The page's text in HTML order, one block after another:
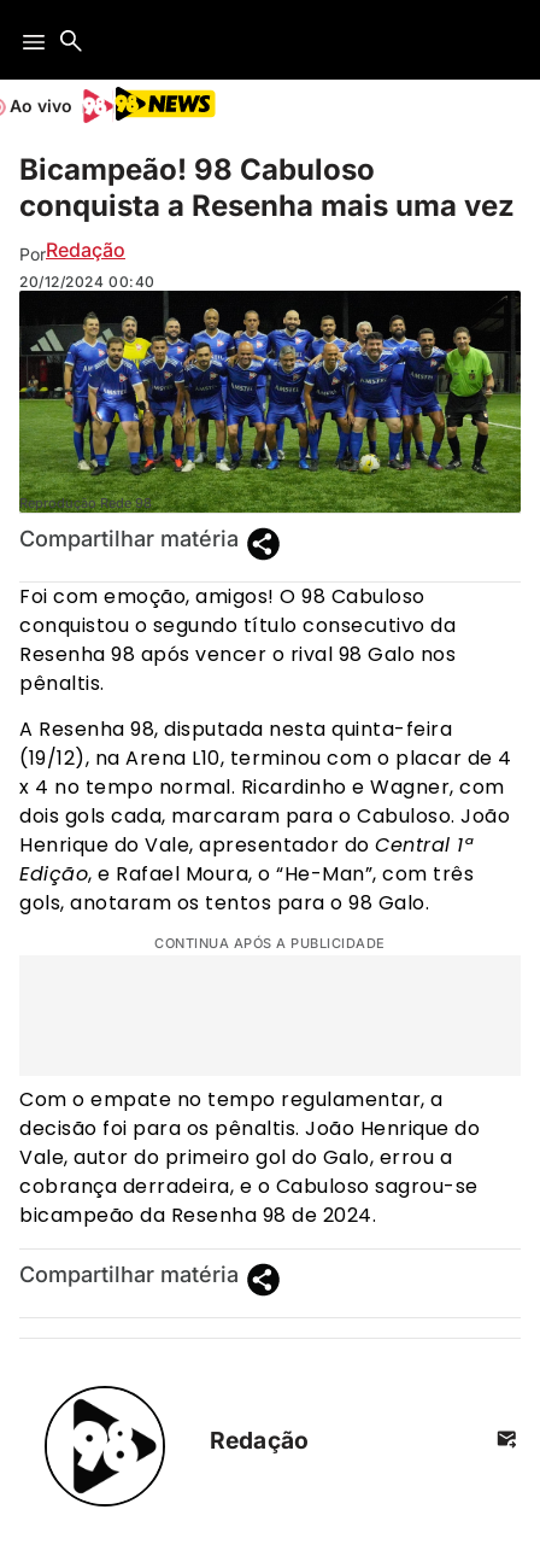
Ao vivo
Bicampeão! 98 Cabuloso
conquista a Resenha mais uma vez
PorRedação
20/12/2024 00:40
Reprodução Rede 98
Compartilhar matéria
Foi com emoção, amigos! O 98 Cabuloso
conquistou o segundo título consecutivo da
Resenha 98 após vencer o rival 98 Galo nos
pênaltis.
A Resenha 98, disputada nesta quinta-feira
(19/12), na Arena L10, terminou com o placar de 4
x 4 no tempo normal. Ricardinho e Wagner, com
dois gols cada, marcaram para o Cabuloso. João
Henrique do Vale, apresentador do Central 1ª
Edição, e Rafael Moura, o “He-Man”, com três
gols, anotaram os tentos para o 98 Galo.
CONTINUA APÓS A PUBLICIDADE
Com o empate no tempo regulamentar, a
decisão foi para os pênaltis. João Henrique do
Vale, autor do primeiro gol do Galo, errou a
cobrança derradeira, e o Cabuloso sagrou-se
bicampeão da Resenha 98 de 2024.
Compartilhar matéria
Redação